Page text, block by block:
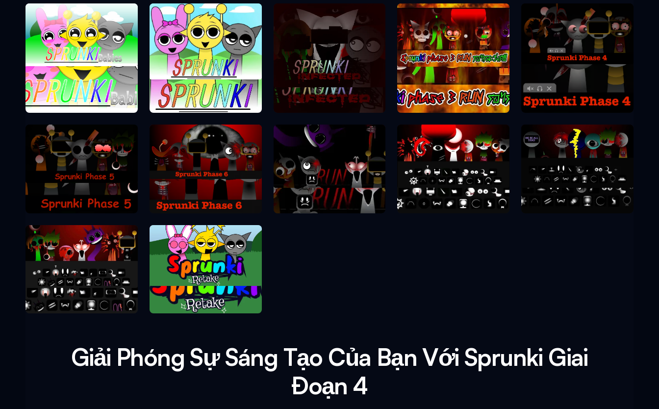
Sprunki Phase 0
Sprunki Phase 1
Sprunki Phase 2
Sprunki Phase 3 Sprunki Phase 4
Sprunki Phase 5
Sprunki Phase 6
Sprunki Phase 7
Sprunki Phase 8 Sprunki Phase 9
Sprunki Phase 10 Sprunki Retake
Giải Phóng Sự Sáng Tạo Của Bạn Với Sprunki Giai
Đoạn 4